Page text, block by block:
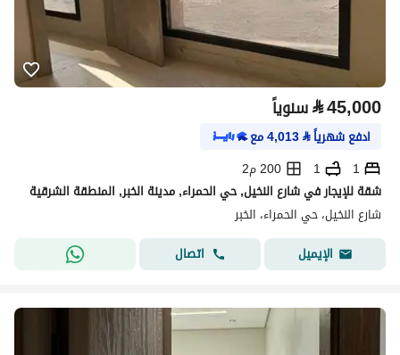
⃁45,000 سنوياً
ادفع شهرياً⃁
4,013مع
1
1
200 م2
شقة للإيجار في شارع النخيل, حي الحمراء, مدينة الخبر, المنطقة الشرقية
شارع النخيل، حي الحمراء، الخبر
الإيميل
اتصال